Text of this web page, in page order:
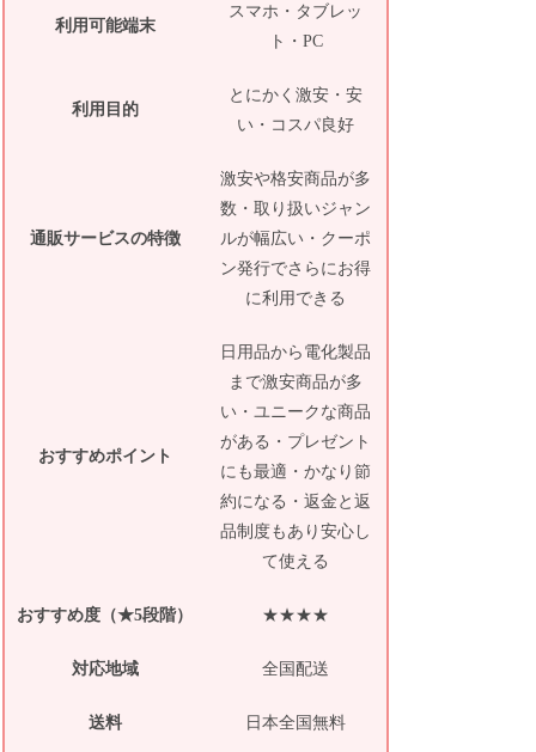
利用可能端末
スマホ・タブレッ
ト・PC
利用目的
とにかく激安・安
い・コスパ良好
通販サービスの特徴
激安や格安商品が多
数・取り扱いジャン
ルが幅広い・クーポ
ン発行でさらにお得
に利用できる
おすすめポイント
日用品から電化製品
まで激安商品が多
い・ユニークな商品
がある・プレゼント
にも最適・かなり節
約になる・返金と返
品制度もあり安心し
て使える
おすすめ度（★5段階） ★★★★
対応地域 全国配送
送料 日本全国無料